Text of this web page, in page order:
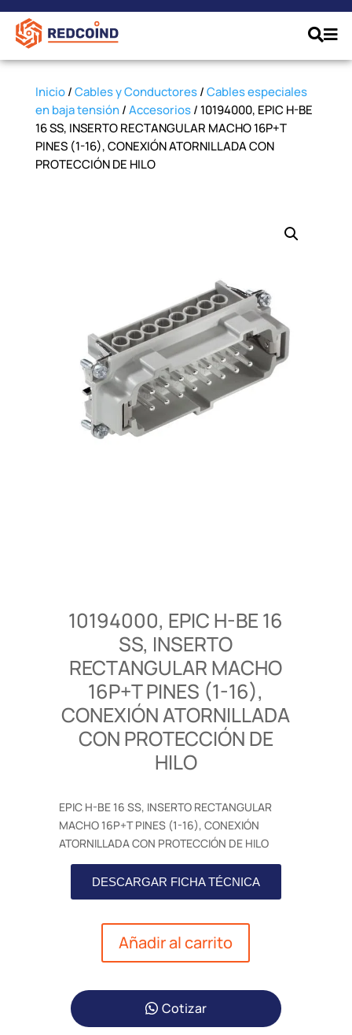
Inicio/Cables y Conductores/Cables especiales
en baja tensión/Accesorios/ 10194000, EPIC H-BE
16 SS, INSERTO RECTANGULAR MACHO 16P+T
PINES (1-16), CONEXIÓN ATORNILLADA CON
PROTECCIÓN DE HILO
10194000, EPIC H-BE 16
SS, INSERTO
RECTANGULAR MACHO
16P+T PINES (1-16),
CONEXIÓN ATORNILLADA
CON PROTECCIÓN DE
HILO
EPIC H-BE 16 SS, INSERTO RECTANGULAR
MACHO 16P+T PINES (1-16), CONEXIÓN
ATORNILLADA CON PROTECCIÓN DE HILO
DESCARGAR FICHA TÉCNICA
Añadir al carrito
Cotizar